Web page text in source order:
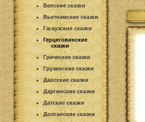
Вепские сказки
Вьетнамские сказки
Гагаузские сказки
Герцеговинские
сказки
Греческие сказки
Грузинские сказки
Даосские сказки
Даргинские сказки
Датские сказки
Долганские сказки